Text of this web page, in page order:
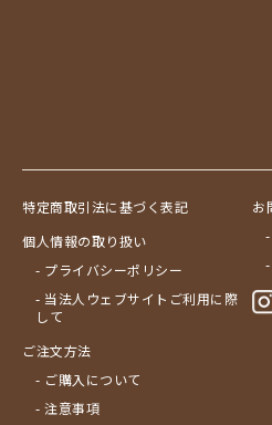
特定商取引法に基づく表記
個人情報の取り扱い
- プライバシーポリシー
- 当法人ウェブサイトご利用に際
して
ご注文方法
- ご購入について
- 注意事項
お